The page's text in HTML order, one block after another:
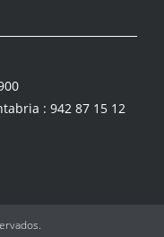
: 942 87 15 12